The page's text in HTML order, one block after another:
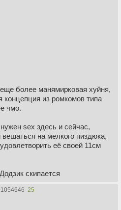
более манямирковая хуйня,
концепция из ромкомов типа
чмо.
sex здесь и сейчас,
вешаться на мелкого пиздюка,
её своей 11см
скипается
1054646 25